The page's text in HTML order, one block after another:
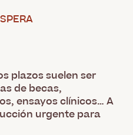
plazos suelen ser
de becas,
ensayos clínicos… A
urgente para